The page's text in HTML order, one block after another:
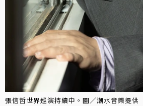
張信哲世界巡演持續中。圖／潮水音樂提供